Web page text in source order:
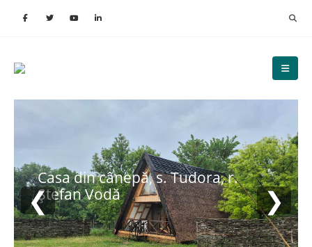
Casa din cânepă, s. Tudora, r.
Ștefan Vodă
❮ ❯